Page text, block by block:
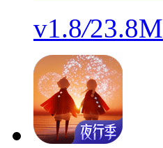
v1.8/23.8M